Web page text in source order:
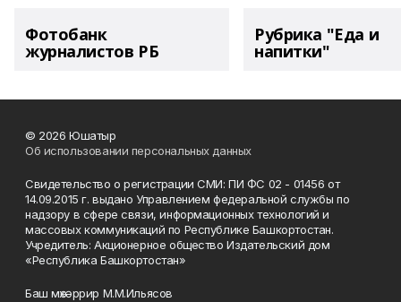
Фотобанк
журналистов РБ
Рубрика "Еда и
напитки"
© 2026 Юшатыр
Об использовании персональных данных
Свидетельство о регистрации СМИ: ПИ ФС 02 - 01456 от
14.09.2015 г. выдано Управлением федеральной службы по
надзору в сфере связи, информационных технологий и
массовых коммуникаций по Республике Башкортостан.
Учредитель: Акционерное общество Издательский дом
«Республика Башкортостан»
Баш мөхәррир М.М.Ильясов